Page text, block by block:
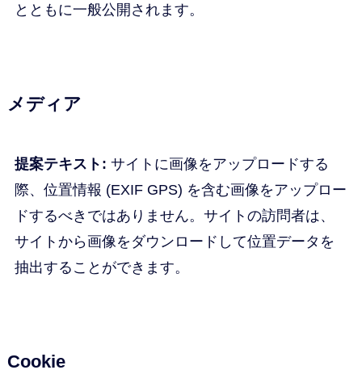
とともに一般公開されます。
メディア
提案テキスト: サイトに画像をアップロードする
際、位置情報 (EXIF GPS) を含む画像をアップロー
ドするべきではありません。サイトの訪問者は、
サイトから画像をダウンロードして位置データを
抽出することができます。
Cookie